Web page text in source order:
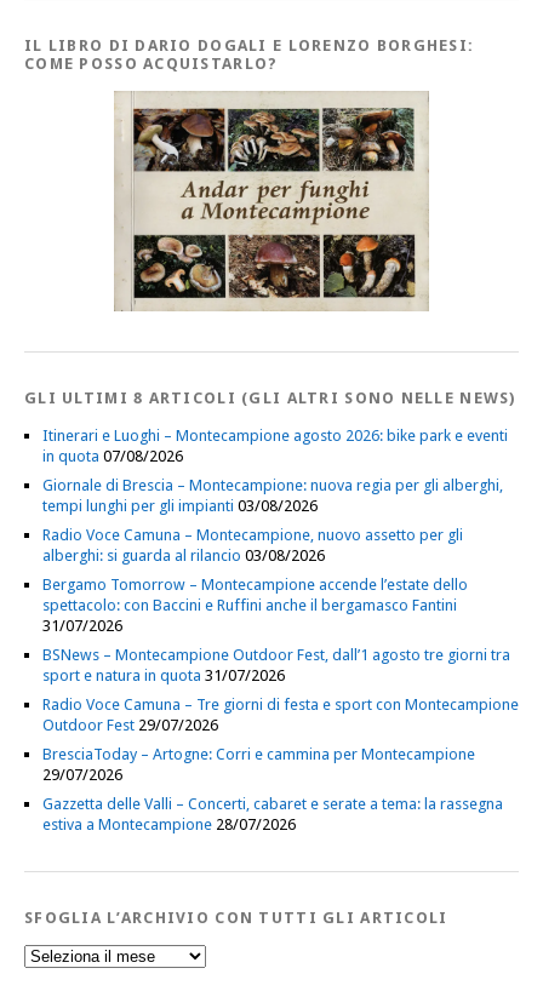
IL LIBRO DI DARIO DOGALI E LORENZO BORGHESI:
COME POSSO ACQUISTARLO?
GLI ULTIMI 8 ARTICOLI (GLI ALTRI SONO NELLE NEWS)
Itinerari e Luoghi – Montecampione agosto 2026: bike park e eventi
in quota 07/08/2026
Giornale di Brescia – Montecampione: nuova regia per gli alberghi,
tempi lunghi per gli impianti 03/08/2026
Radio Voce Camuna – Montecampione, nuovo assetto per gli
alberghi: si guarda al rilancio 03/08/2026
Bergamo Tomorrow – Montecampione accende l’estate dello
spettacolo: con Baccini e Ruffini anche il bergamasco Fantini
31/07/2026
BSNews – Montecampione Outdoor Fest, dall’1 agosto tre giorni tra
sport e natura in quota 31/07/2026
Radio Voce Camuna – Tre giorni di festa e sport con Montecampione
Outdoor Fest 29/07/2026
BresciaToday – Artogne: Corri e cammina per Montecampione
29/07/2026
Gazzetta delle Valli – Concerti, cabaret e serate a tema: la rassegna
estiva a Montecampione 28/07/2026
SFOGLIA L’ARCHIVIO CON TUTTI GLI ARTICOLI
Sfoglia
l’Archivio